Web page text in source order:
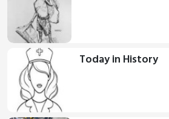
Today in History